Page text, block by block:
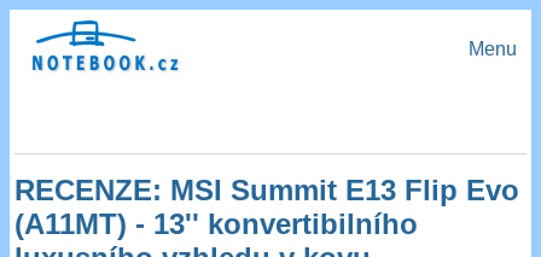
Menu
RECENZE: MSI Summit E13 Flip Evo
(A11MT) - 13'' konvertibilního